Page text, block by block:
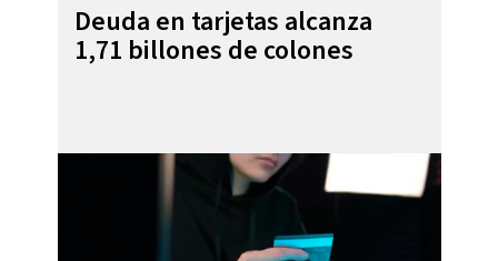
Deuda en tarjetas alcanza
1,71 billones de colones